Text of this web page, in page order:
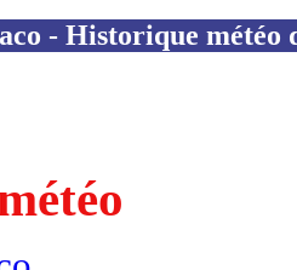
- Historique météo